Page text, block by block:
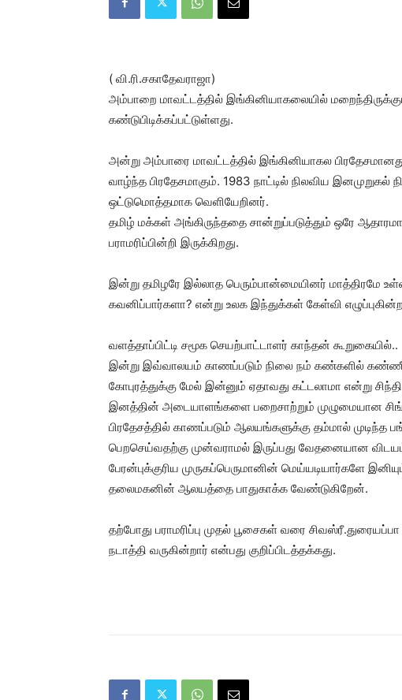
( வி.ரி.சகாதேவராஜா)
அம்பாறை மாவட்டத்தில் இங்கினியாகலையில்
கண்டுபிடிக்கப்பட்டுள்ளது.
அன்று அம்பாரை மாவட்டத்தில் இங்கினியாகல
வாழ்ந்த பிரதேசமாகும். 1983 நாட்டில் நிலவிய
ஒட்டுமொத்தமாக வெளியேறினர்.
தமிழ் மக்கள் அங்கிருந்ததை சான்றுப்படுத்தும் ஒரே
பராமரிப்பின்றி இருக்கிறது.
இன்று தமிழரே இல்லாத பெரும்பான்மையினர் மாத்திரமே
கவனிப்பார்களா? என்று உலக இந்துக்கள் கேள்வி
வளத்தாப்பிட்டி சமூக செயற்பாட்டாளர் காந்தன் கூறுகையில்..
இன்று இவ்வாலயம் காணப்படும் நிலை நம் கண்களில்
கோபுரத்துக்கு மேல் இன்னும் ஏதாவது கட்டலாமா என்று
இனத்தின் அடையாளங்களை பறைசாற்றும் முழுமையான
பிரதேசத்தில் காணப்படும் ஆலயங்களுக்கு தம்மால் முடிந்த
பெறசெய்வதற்கு முன்வராமல் இருப்பது வேதனையான
பேரன்புக்குரிய முருகப்பெருமானின் மெய்யடியார்களே
தலைமகனின் ஆலயத்தை பாதுகாக்க வேண்டுகிறேன்.
தற்போது பராமரிப்பு முதல் பூசைகள் வரை
நடாத்தி வருகின்றார் என்பது குறிப்பிடத்தக்கது.